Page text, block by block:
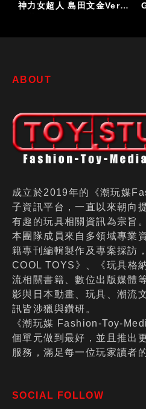
《百獸王》VOLTRON
ABOUT
成立於2019年的《潮玩媒
子資訊平台，一直以來朝向
有趣的玩具相關資訊為宗旨。
本團隊成員來自多領域專業
籍專刊編輯製作及專案採訪
COOL TOYS》、《玩具格
流相關書籍、數位出版媒體
影與日本動畫、玩具、潮流
訊皆涉獵與鑽研。
《潮玩媒 Fashion-Toy-
個單元做到最好，並且推出
服務，滿足每一位玩家讀者
SOCIAL FOLLOW